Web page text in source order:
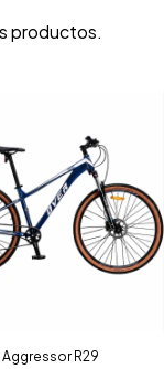
productos.
R29